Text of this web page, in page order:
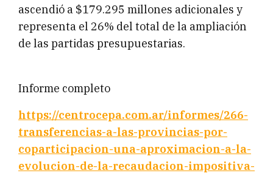
ascendió a $179.295 millones adicionales y
representa el 26% del total de la ampliación
de las partidas presupuestarias.
Informe completo
https://centrocepa.com.ar/informes/266-
transferencias-a-las-provincias-por-
coparticipacion-una-aproximacion-a-la-
evolucion-de-la-recaudacion-impositiva-